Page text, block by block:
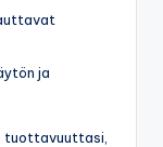
ja
tuottavuuttasi,